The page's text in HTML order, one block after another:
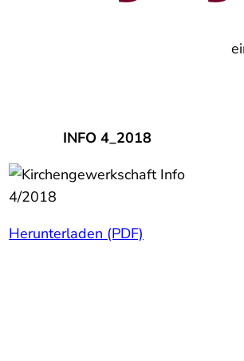
INFO 4_2018
Herunterladen (PDF)